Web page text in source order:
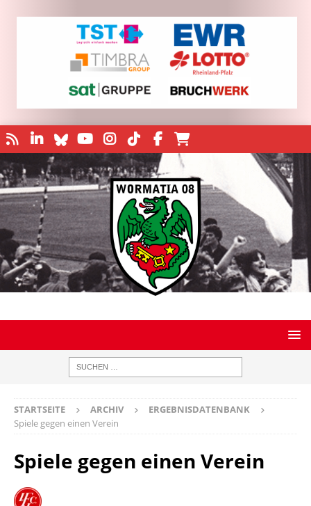
STARTSEITE ARCHIV
ERGEBNISDATENBANK
Spiele gegen einen Verein
Spiele gegen einen Verein